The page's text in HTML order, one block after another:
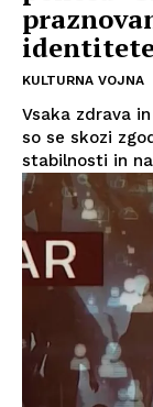
KULTURNA VOJNA
Vsaka zdrava
so se skozi
stabilnosti in